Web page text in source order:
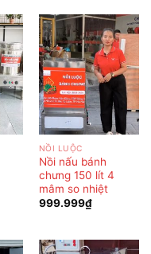
NỒI LUỘC
Nồi nấu bánh
chưng 150 lít 4
mâm so nhiệt
999.999₫